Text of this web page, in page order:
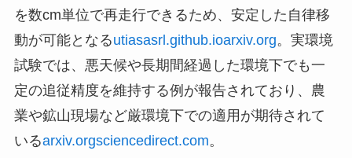
を数cm単位で再走行できるため、安定した自律移
動が可能となるutiasasrl.github.ioarxiv.org。実環境
試験では、悪天候や長期間経過した環境下でも一
定の追従精度を維持する例が報告されており、農
業や鉱山現場など厳環境下での適用が期待されて
いるarxiv.orgsciencedirect.com。